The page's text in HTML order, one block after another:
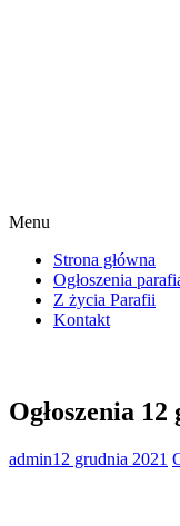
Menu
Strona główna
Ogłoszenia
Z życia Parafii
Kontakt
Ogłoszenia
admin12 grudnia 2021